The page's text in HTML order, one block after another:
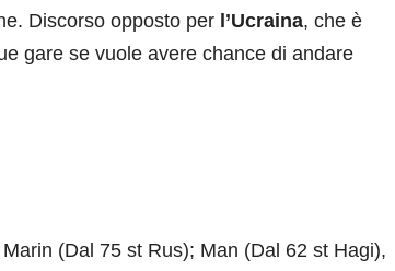
Discorso opposto per l’Ucraina, che è
gare se vuole avere chance di andare
(Dal 75 st Rus); Man (Dal 62 st Hagi),